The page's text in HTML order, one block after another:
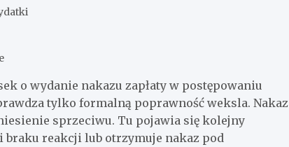
o wydanie nakazu zapłaty w postępowaniu
tylko formalną poprawność weksla. Nakaz
sprzeciwu. Tu pojawia się kolejny
reakcji lub otrzymuje nakaz pod